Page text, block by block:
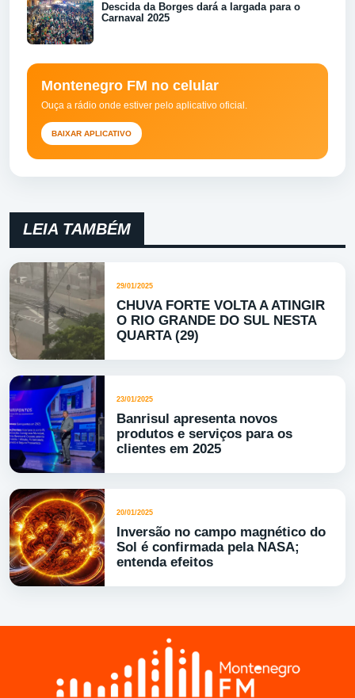
Descida da Borges dará a largada para o
Carnaval 2025
Montenegro FM no celular
Ouça a rádio onde estiver pelo aplicativo oficial.
BAIXAR APLICATIVO
LEIA TAMBÉM
29/01/2025
CHUVA FORTE VOLTA A ATINGIR
O RIO GRANDE DO SUL NESTA
QUARTA (29)
23/01/2025
Banrisul apresenta novos
produtos e serviços para os
clientes em 2025
20/01/2025
Inversão no campo magnético do
Sol é confirmada pela NASA;
entenda efeitos